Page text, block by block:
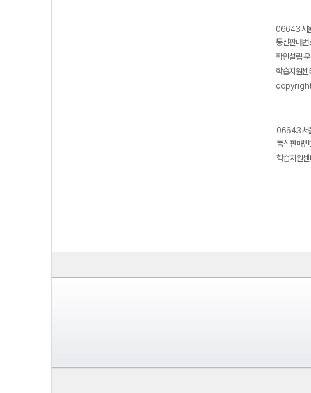
06643 서
통신판매
학원설립·
학습지원
06643 서
통신판매
학습지원